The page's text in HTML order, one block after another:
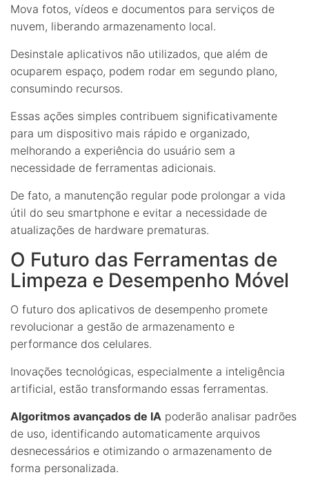
Mova fotos, vídeos e documentos para serviços de
nuvem, liberando armazenamento local.
Desinstale aplicativos não utilizados, que além de
ocuparem espaço, podem rodar em segundo plano,
consumindo recursos.
Essas ações simples contribuem significativamente
para um dispositivo mais rápido e organizado,
melhorando a experiência do usuário sem a
necessidade de ferramentas adicionais.
De fato, a manutenção regular pode prolongar a vida
útil do seu smartphone e evitar a necessidade de
atualizações de hardware prematuras.
O Futuro das Ferramentas de
Limpeza e Desempenho Móvel
O futuro dos aplicativos de desempenho promete
revolucionar a gestão de armazenamento e
performance dos celulares.
Inovações tecnológicas, especialmente a inteligência
artificial, estão transformando essas ferramentas.
Algoritmos avançados de IA poderão analisar padrões
de uso, identificando automaticamente arquivos
desnecessários e otimizando o armazenamento de
forma personalizada.